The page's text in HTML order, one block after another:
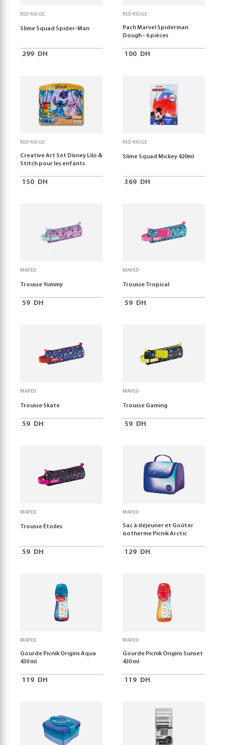
RED RIDGE
Slime Squad Spider-Man
299 DH
RED RIDGE
Pach Marvel Spiderman
Dough - 6 pièces
100 DH
RED RIDGE
Creative Art Set Disney Lilo &
Stitch pour les enfants
150 DH
RED RIDGE
Slime Squad Mickey 420ml
369 DH
MAPED
Trousse Yummy
59 DH
MAPED
Trousse Tropical
59 DH
MAPED
Trousse Skate
59 DH
MAPED
Trousse Gaming
59 DH
MAPED
Trousse Étoiles
59 DH
MAPED
Sac à déjeuner et Goûter
isotherme Picnik Arctic
129 DH
MAPED
Gourde Picnik Origins Aqua
430 ml
119 DH
MAPED
Gourde Picnik Origins Sunset
430 ml
119 DH